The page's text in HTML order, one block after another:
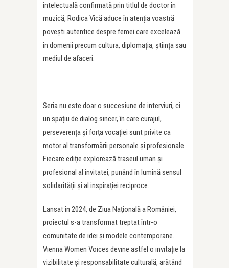
intelectuală confirmată prin titlul de doctor în
muzică, Rodica Vică aduce în atenția voastră
povești autentice despre femei care excelează
în domenii precum cultura, diplomația, știința sau
mediul de afaceri.
Seria nu este doar o succesiune de interviuri, ci
un spațiu de dialog sincer, în care curajul,
perseverența și forța vocației sunt privite ca
motor al transformării personale și profesionale.
Fiecare ediție explorează traseul uman și
profesional al invitatei, punând în lumină sensul
solidarității și al inspirației reciproce.
Lansat în 2024, de Ziua Națională a României,
proiectul s-a transformat treptat într-o
comunitate de idei și modele contemporane.
Vienna Women Voices devine astfel o invitație la
vizibilitate și responsabilitate culturală, arătând